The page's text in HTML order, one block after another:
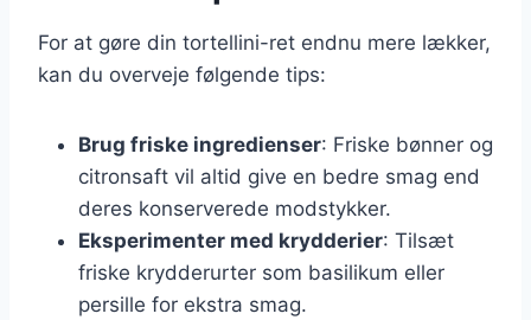
For at gøre din tortellini-ret endnu mere lækker,
kan du overveje følgende tips:
Brug friske ingredienser: Friske bønner og
citronsaft vil altid give en bedre smag end
deres konserverede modstykker.
Eksperimenter med krydderier: Tilsæt
friske krydderurter som basilikum eller
persille for ekstra smag.